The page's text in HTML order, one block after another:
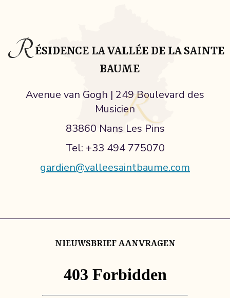
RÉSIDENCE LA VALLÉE DE LA SAINTE
BAUME
Avenue van Gogh | 249 Boulevard des
Musicien
83860 Nans Les Pins
Tel: +33 494 775070
gardien@valleesaintbaume.com
NIEUWSBRIEF AANVRAGEN